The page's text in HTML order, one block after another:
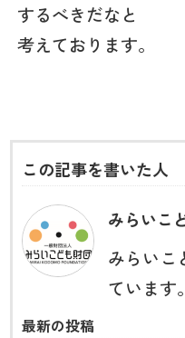
するべきだなと
考えております。
この記事を書いた人
みらいこ
みらいこ
ています。
最新の投稿